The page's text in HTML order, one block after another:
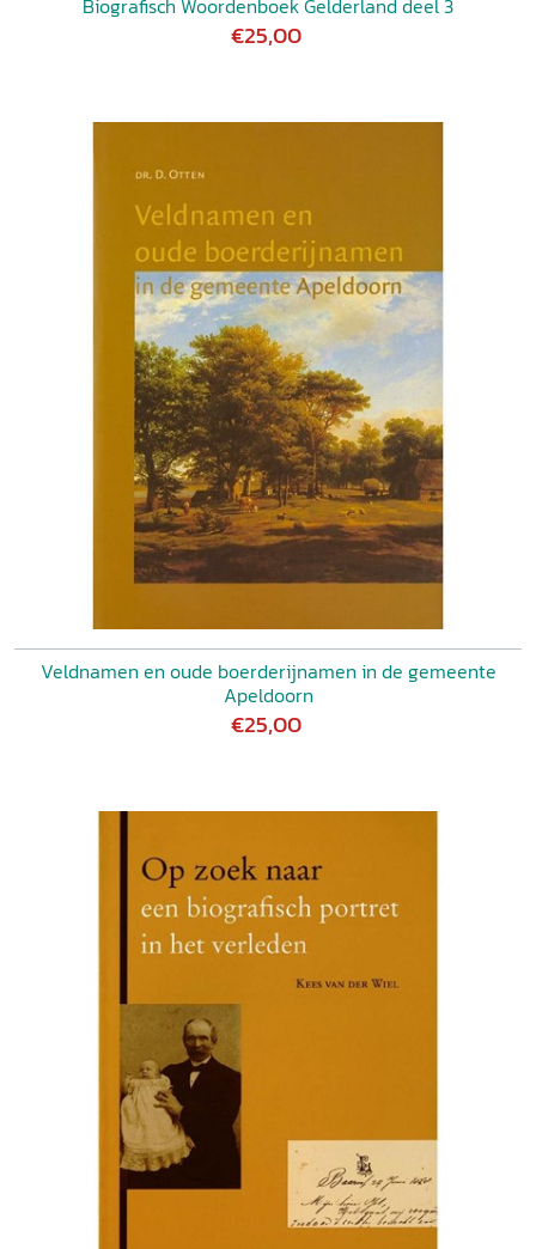
Biografisch Woordenboek Gelderland deel 3
€25,00
Veldnamen en oude boerderijnamen in de gemeente
Apeldoorn
€25,00